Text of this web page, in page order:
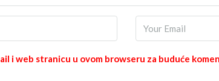
i web stranicu u ovom browseru za buduće